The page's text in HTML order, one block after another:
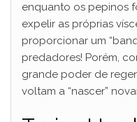
enquanto os pepinos
expelir as próprias
proporcionar um
predadores! Porém,
grande poder de
voltam a “nascer”